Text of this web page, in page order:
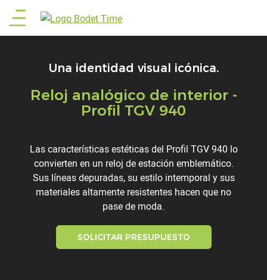
Pasar
contenido
Main
menu
Una identidad visual icónica.
Titre
Reloj analógico de interior -
Profil TGV 940
Description
Las características estéticas del Profil TGV 940 lo
convierten en un reloj de estación emblemático.
Sus líneas depuradas, su estilo intemporal y sus
materiales altamente resistentes hacen que no
pase de moda.
SOLICITAR PRESUPUESTO